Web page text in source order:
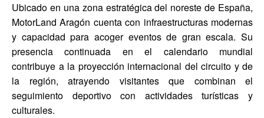
Ubicado en una zona estratégica del noreste de España,
MotorLand Aragón cuenta con infraestructuras modernas
y capacidad para acoger eventos de gran escala. Su
presencia continuada en el calendario mundial
contribuye a la proyección internacional del circuito y de
la región, atrayendo visitantes que combinan el
seguimiento deportivo con actividades turísticas y
culturales.